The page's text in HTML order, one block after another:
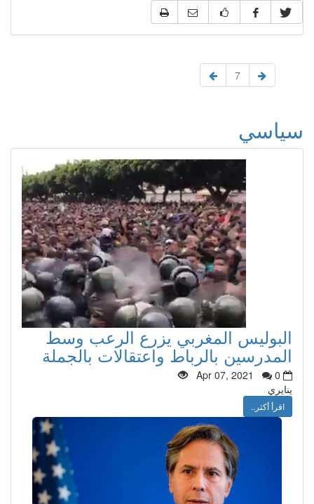
سياسي
البوليس المغربي يزرع الرعب وسط
المدرسين بالرباط واعتقالات بالجملة
Apr 07, 2021
0
ينايري
اقرأ أكثر..